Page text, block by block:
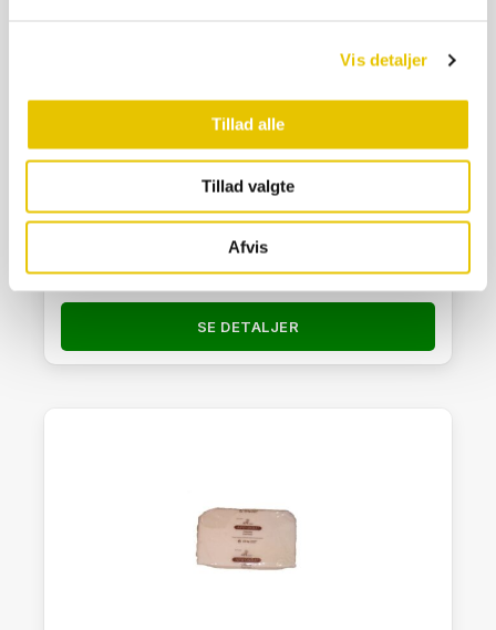
Vis detaljer
Tillad alle
Tillad valgte
Afvis
Apifonda 12,5 kg (5*2,5kg) foderdej
SE DETALJER